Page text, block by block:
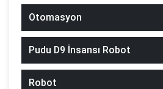
Otomasyon
Pudu D9 İnsansı Robot
Robot